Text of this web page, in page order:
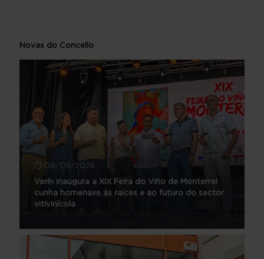
Novas do Concello
08/08/2026
Verín inaugura a XIX Feira do Viño de Monterrei
cunha homenaxe ás raíces e ao futuro do sector
vitivinícola